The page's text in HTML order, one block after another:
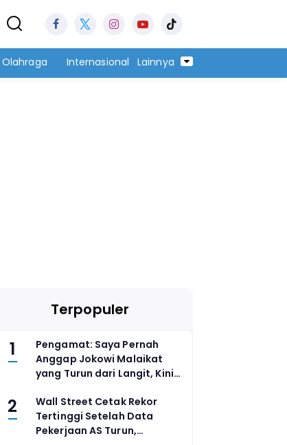
Olahraga Internasional Lainnya
Terpopuler
1
Pengamat: Saya Pernah
Anggap Jokowi Malaikat
yang Turun dari Langit, Kini
2
Wall Street Cetak Rekor
Tertinggi Setelah Data
Pekerjaan AS Turun,